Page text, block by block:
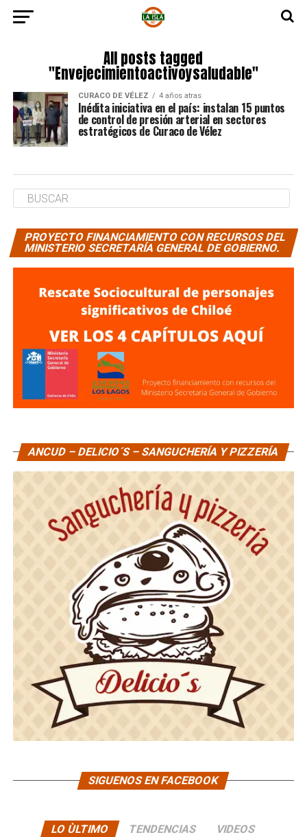
All posts tagged
"Envejecimientoactivoysaludable"
CURACO DE VÉLEZ 4 años atras
Inédita iniciativa en el país: instalan 15 puntos
de control de presión arterial en sectores
estratégicos de Curaco de Vélez
PROYECTO FINANCIAMIENTO CON RECURSOS DEL
MINISTERIO SECRETARÍA GENERAL DE GOBIERNO.
ANCUD – DELICIO´S – SANGUCHERÍA Y PIZZERÍA
SIGUENOS EN FACEBOOK
LO ÙLTIMO TENDENCIAS VIDEOS